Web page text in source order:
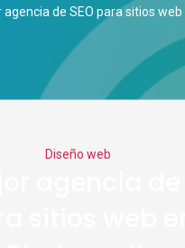
agencia de SEO para sitios
Categories
Diseño web